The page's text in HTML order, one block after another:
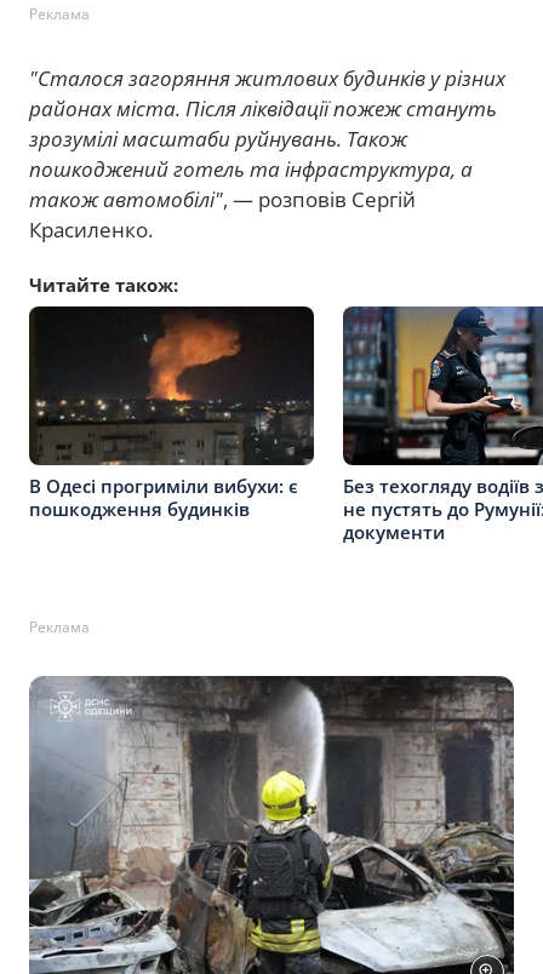
Реклама
"Сталося загоряння житлових будинків у різних
районах міста. Після ліквідації пожеж стануть
зрозумілі масштаби руйнувань. Також
пошкоджений готель та інфраструктура, а
також автомобілі", — розповів Сергій
Красиленко.
Читайте також:
В Одесі прогриміли вибухи: є
пошкодження будинків
Без техогляду водіїв
не пустять до
документи
Реклама